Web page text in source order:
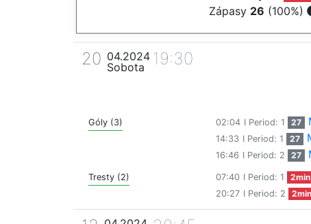
Zápasy 26 (100%)
20 04.2024
Sobota
19:30
Góly (3) 02:04 I Period: 1 27
14:33 I Period: 1 27
16:46 I Period: 2 27
Tresty (2) 07:40 I Period: 1 2min
20:27 I Period: 2 2min